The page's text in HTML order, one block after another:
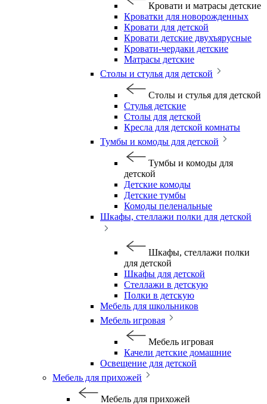
Кровати и матрасы детские
Кроватки для новорожденных
Кровати для детской
Кровати детские двухъярусные
Кровати-чердаки детские
Матрасы детские
Столы и стулья для детской
Столы и стулья для детской
Стулья детские
Столы для детской
Кресла для детской комнаты
Тумбы и комоды для детской
Тумбы и комоды для
детской
Детские комоды
Детские тумбы
Комоды пеленальные
Шкафы, стеллажи полки для детской
Шкафы, стеллажи полки
для детской
Шкафы для детской
Стеллажи в детскую
Полки в детскую
Мебель для школьников
Мебель игровая
Мебель игровая
Качели детские домашние
Освещение для детской
Мебель для прихожей
Мебель для прихожей